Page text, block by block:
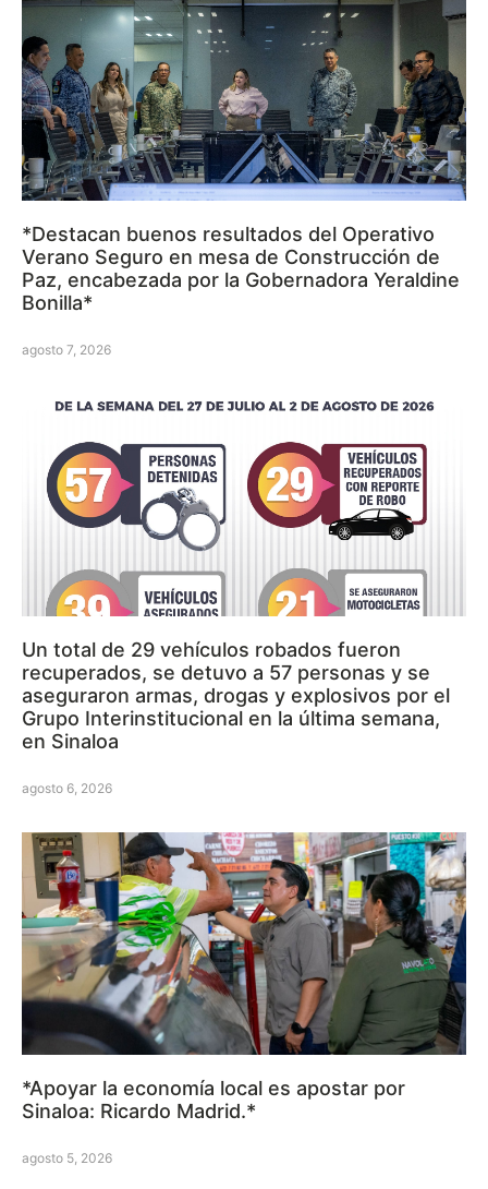
*Destacan buenos resultados del Operativo
Verano Seguro en mesa de Construcción de
Paz, encabezada por la Gobernadora Yeraldine
Bonilla*
agosto 7, 2026
Un total de 29 vehículos robados fueron
recuperados, se detuvo a 57 personas y se
aseguraron armas, drogas y explosivos por el
Grupo Interinstitucional en la última semana,
en Sinaloa
agosto 6, 2026
*Apoyar la economía local es apostar por
Sinaloa: Ricardo Madrid.*
agosto 5, 2026